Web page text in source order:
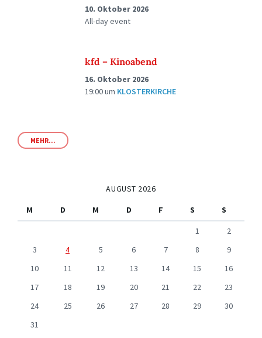
10. Oktober 2026
All-day event
kfd – Kinoabend
16. Oktober 2026
19:00um KLOSTERKIRCHE
MEHR...
AUGUST 2026
M
D M D F S
S
1
2
3
4 5 6 7 8
9
10
11 12 13 14 15
16
17
18 19 20 21 22
23
24
25 26 27 28 29
30
31